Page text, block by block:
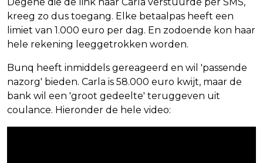
kreeg zo dus toegang. Elke betaalpas heeft een
limiet van 1.000 euro per dag. En zodoende kon haar
hele rekening leeggetrokken worden.
Bunq heeft inmiddels gereageerd en wil 'passende
nazorg' bieden. Carla is 58.000 euro kwijt, maar de
bank wil een 'groot gedeelte' teruggeven uit
coulance. Hieronder de hele video: